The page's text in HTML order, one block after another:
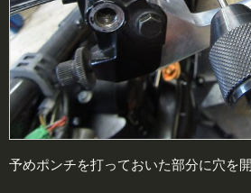
予めポンチを打っておいた部分に穴を